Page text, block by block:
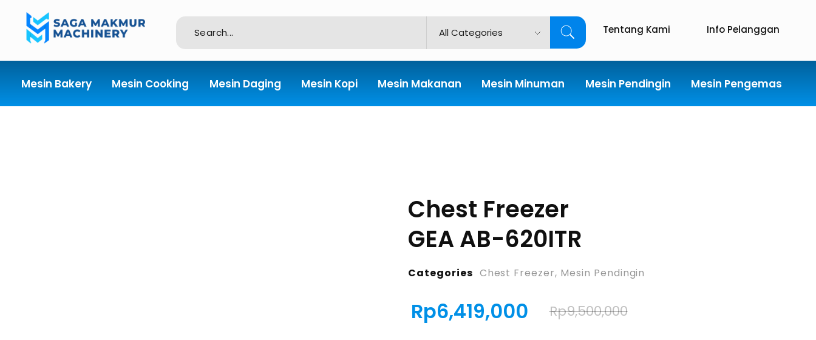
Tentang Kami Info Pelanggan
Mesin Bakery Mesin Cooking Mesin Daging Mesin Kopi Mesin Makanan Mesin Minuman Mesin Pendingin Mesin Pengemas
Chest Freezer
GEA AB-620ITR
Rp6,419,000 Rp9,500,000
Categories Chest Freezer, Mesin Pendingin